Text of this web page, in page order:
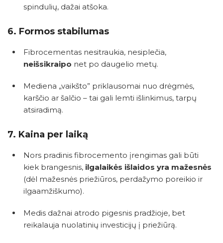
spindulių, dažai atšoka.
6. Formos stabilumas
Fibrocementas nesitraukia, nesiplečia,
neišsikraipo net po daugelio metų.
Mediena „vaikšto” priklausomai nuo drėgmės,
karščio ar šalčio – tai gali lemti išlinkimus, tarpų
atsiradimą.
7. Kaina per laiką
Nors pradinis fibrocemento įrengimas gali būti
kiek brangesnis, ilgalaikės išlaidos yra mažesnės
(dėl mažesnės priežiūros, perdažymo poreikio ir
ilgaamžiškumo).
Medis dažnai atrodo pigesnis pradžioje, bet
reikalauja nuolatinių investicijų į priežiūrą.